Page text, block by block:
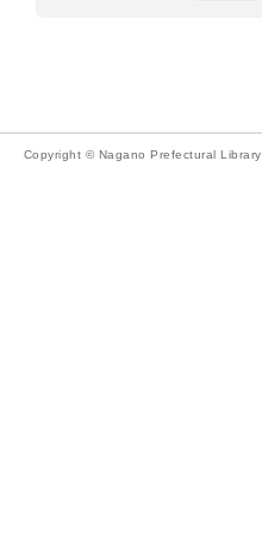
Copyright © Nagano Prefectural Library